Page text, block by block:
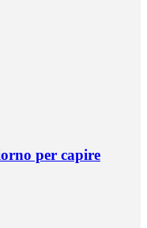
per capire